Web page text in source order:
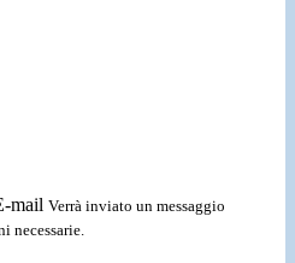
mail Verrà inviato un messaggio
necessarie.